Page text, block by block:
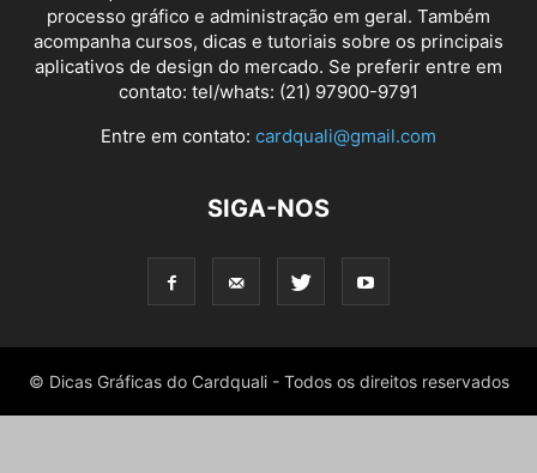
processo gráfico e administração em geral. Também
acompanha cursos, dicas e tutoriais sobre os principais
aplicativos de design do mercado. Se preferir entre em
contato: tel/whats: (21) 97900-9791
Entre em contato: cardquali@gmail.com
SIGA-NOS
© Dicas Gráficas do Cardquali - Todos os direitos reservados